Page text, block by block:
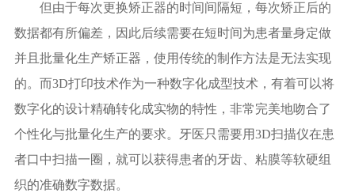
但由于每次更换矫正器的时间间隔短，每次矫正后的
数据都有所偏差，因此后续需要在短时间为患者量身定做
并且批量化生产矫正器，使用传统的制作方法是无法实现
的。而3D打印技术作为一种数字化成型技术，有着可以将
数字化的设计精确转化成实物的特性，非常完美地吻合了
个性化与批量化生产的要求。牙医只需要用3D扫描仪在患
者口中扫描一圈，就可以获得患者的牙齿、粘膜等软硬组
织的准确数字数据。